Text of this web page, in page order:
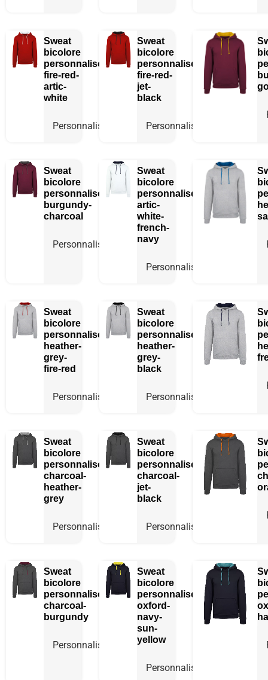
Sweat
bicolore
personnalisé
fire-red-
artic-
white
Personnaliser
Sweat
bicolore
personnalisé
fire-red-
jet-
black
Personnaliser
Sweat
bicolore
personnalisé
burgundy-
charcoal
Personnaliser
Sweat
bicolore
personnalisé
artic-
white-
french-
navy
Personnaliser
Sweat
bicolore
personnalisé
heather-
grey-
fire-red
Personnaliser
Sweat
bicolore
personnalisé
heather-
grey-
black
Personnaliser
Sweat
bicolore
personnalisé
charcoal-
heather-
grey
Personnaliser
Sweat
bicolore
personnalisé
charcoal-
jet-
black
Personnaliser
Sweat
bicolore
personnalisé
charcoal-
burgundy
Personnaliser
Sweat
bicolore
personnalisé
oxford-
navy-
sun-
yellow
Personnaliser